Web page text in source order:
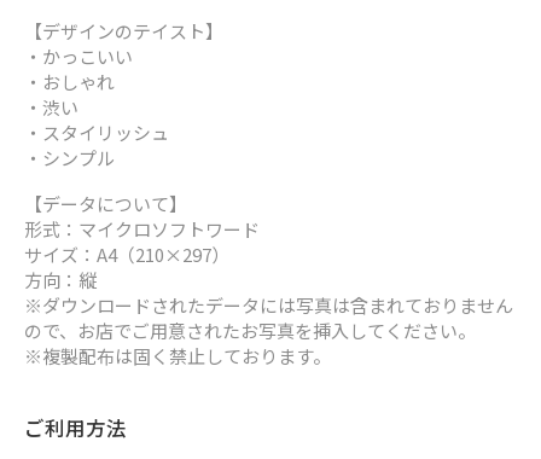
【デザインのテイスト】
・かっこいい
・おしゃれ
・渋い
・スタイリッシュ
・シンプル
【データについて】
形式：マイクロソフトワード
サイズ：A4（210×297）
方向：縦
※ダウンロードされたデータには写真は含まれておりません
ので、お店でご用意されたお写真を挿入してください。
※複製配布は固く禁止しております。
ご利用方法